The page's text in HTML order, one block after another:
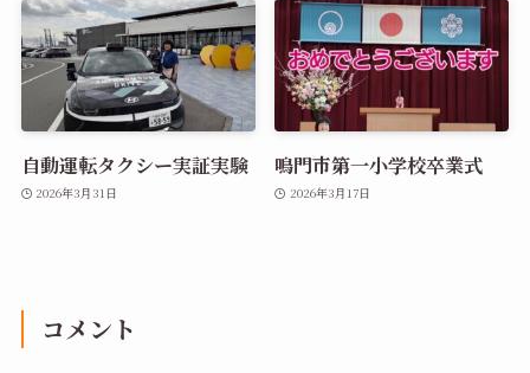
自動運転タクシー実証実験
2026年3月31日
鳴門市第一小学校卒業式
2026年3月17日
コメント